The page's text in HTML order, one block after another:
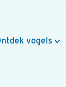
vogels